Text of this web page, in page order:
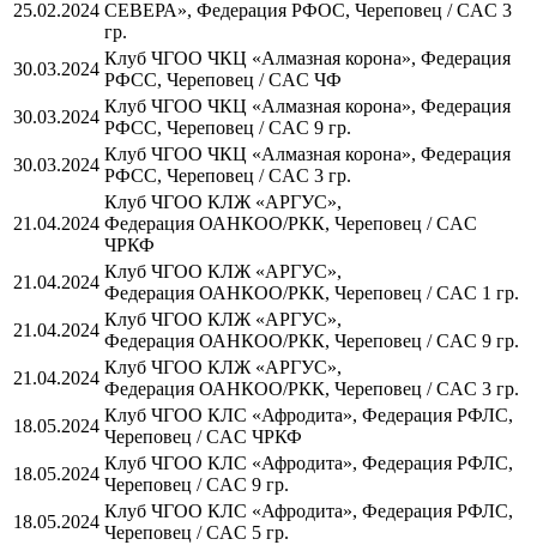
25.02.2024 СЕВЕРА», Федерация РФОС, Череповец / CAC 3
гр.
30.03.2024
Клуб ЧГОО ЧКЦ «Алмазная корона», Федерация
РФСС, Череповец / CAC ЧФ
30.03.2024
Клуб ЧГОО ЧКЦ «Алмазная корона», Федерация
РФСС, Череповец / CAC 9 гр.
30.03.2024
Клуб ЧГОО ЧКЦ «Алмазная корона», Федерация
РФСС, Череповец / CAC 3 гр.
21.04.2024
Клуб ЧГОО КЛЖ «АРГУС»,
Федерация ОАНКОО/РКК, Череповец / CAC
ЧРКФ
21.04.2024
Клуб ЧГОО КЛЖ «АРГУС»,
Федерация ОАНКОО/РКК, Череповец / CAC 1 гр.
21.04.2024
Клуб ЧГОО КЛЖ «АРГУС»,
Федерация ОАНКОО/РКК, Череповец / CAC 9 гр.
21.04.2024
Клуб ЧГОО КЛЖ «АРГУС»,
Федерация ОАНКОО/РКК, Череповец / CAC 3 гр.
18.05.2024
Клуб ЧГОО КЛС «Афродита», Федерация РФЛС,
Череповец / CAC ЧРКФ
18.05.2024
Клуб ЧГОО КЛС «Афродита», Федерация РФЛС,
Череповец / CAC 9 гр.
18.05.2024
Клуб ЧГОО КЛС «Афродита», Федерация РФЛС,
Череповец / CAC 5 гр.